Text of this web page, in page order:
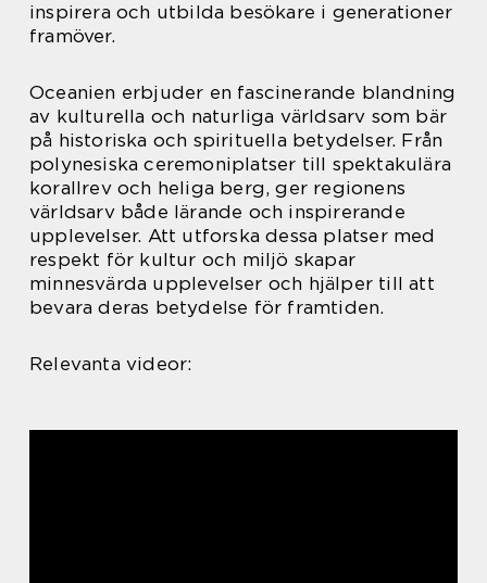
inspirera och utbilda besökare i generationer
framöver.
Oceanien erbjuder en fascinerande blandning
av kulturella och naturliga världsarv som bär
på historiska och spirituella betydelser. Från
polynesiska ceremoniplatser till spektakulära
korallrev och heliga berg, ger regionens
världsarv både lärande och inspirerande
upplevelser. Att utforska dessa platser med
respekt för kultur och miljö skapar
minnesvärda upplevelser och hjälper till att
bevara deras betydelse för framtiden.
Relevanta videor: